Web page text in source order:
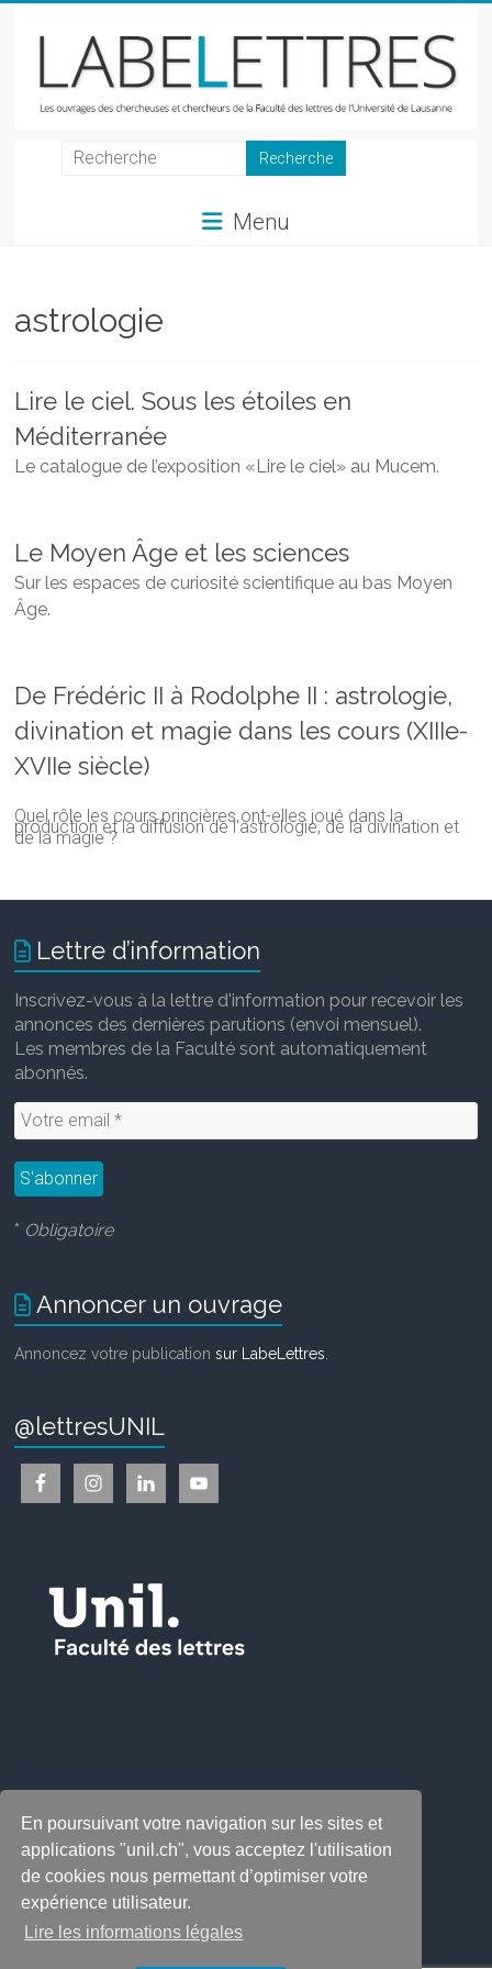
En poursuivant votre navigation sur les sites et
applications "unil.ch", vous acceptez l'utilisation
de cookies nous permettant d’optimiser votre
expérience utilisateur.
Lire les informations légales
LabeLettres
chercheurs
Faculté
des
lettres
Menu
astrologie
Lire le ciel. Sous les étoiles en
Méditerranée
Le catalogue de l’exposition «Lire le ciel» au Mucem.
Le Moyen Âge et les sciences
Sur les espaces de curiosité scientifique au bas Moyen
Âge.
De Frédéric II à Rodolphe II : astrologie,
divination et magie dans les cours (XIIIe-
XVIIe siècle)
Quel rôle les cours princières ont-elles joué dans la
production et la diffusion de l'astrologie, de la divination et
de la magie ?
Lettre d’information
Inscrivez-vous à la lettre d'information pour recevoir les
annonces des dernières parutions (envoi mensuel).
Les membres de la Faculté sont automatiquement
abonnés.
* Obligatoire
Annoncer un ouvrage
Annoncez votre publicationsur LabeLettres
@lettresUNIL